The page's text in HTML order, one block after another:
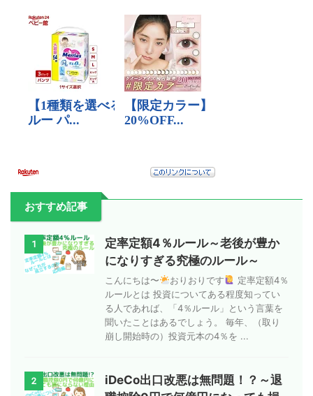
おすすめ記事
1
定率定額4％ルール～老後が豊か
になりすぎる究極のルール～
こんにちは〜 おりおりです
定率定額4％
ルールとは 投資についてある程度知ってい
る人であれば、「4％ルール」という言葉を
聞いたことはあるでしょう。 毎年、（取り
崩し開始時の）投資元本の4％を ...
2
iDeCo出口改悪は無問題！？～退